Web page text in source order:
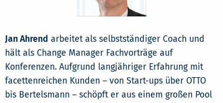
Jan Ahrend arbeitet als selbstständiger Coach und
hält als Change Manager Fachvorträge auf
Konferenzen. Aufgrund langjähriger Erfahrung mit
facettenreichen Kunden – von Start-ups über OTTO
bis Bertelsmann – schöpft er aus einem großen Pool